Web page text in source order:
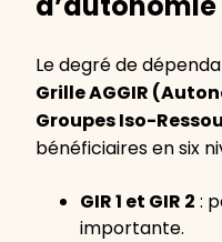
Le degré de
Grille AGGIR
Groupes Iso-
bénéficiaires en six
GIR 1 et GIR 2 :
importante.